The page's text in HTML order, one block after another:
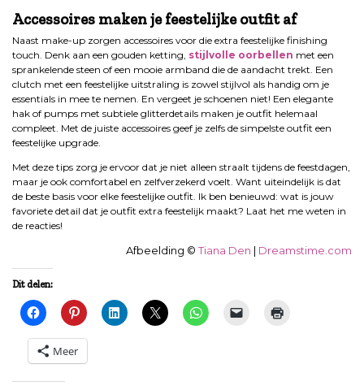
Accessoires maken je feestelijke outfit af
Naast make-up zorgen accessoires voor die extra feestelijke finishing
touch. Denk aan een gouden ketting, stijlvolle oorbellen met een
sprankelende steen of een mooie armband die de aandacht trekt. Een
clutch met een feestelijke uitstraling is zowel stijlvol als handig om je
essentials in mee te nemen. En vergeet je schoenen niet! Een elegante
hak of pumps met subtiele glitterdetails maken je outfit helemaal
compleet. Met de juiste accessoires geef je zelfs de simpelste outfit een
feestelijke upgrade.
Met deze tips zorg je ervoor dat je niet alleen straalt tijdens de feestdagen,
maar je ook comfortabel en zelfverzekerd voelt. Want uiteindelijk is dat
de beste basis voor elke feestelijke outfit. Ik ben benieuwd: wat is jouw
favoriete detail dat je outfit extra feestelijk maakt? Laat het me weten in
de reacties!
Afbeelding ©Tiana Den | Dreamstime.com
Dit delen:
Meer